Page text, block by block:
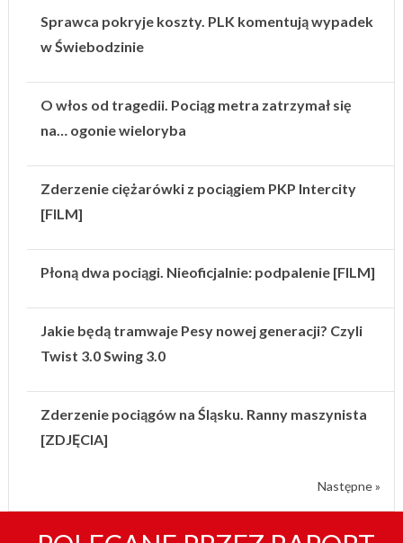
Sprawca pokryje koszty. PLK komentują wypadek
w Świebodzinie
O włos od tragedii. Pociąg metra zatrzymał się
na… ogonie wieloryba
Zderzenie ciężarówki z pociągiem PKP Intercity
[FILM]
Płoną dwa pociągi. Nieoficjalnie: podpalenie [FILM]
Jakie będą tramwaje Pesy nowej generacji? Czyli
Twist 3.0 Swing 3.0
Zderzenie pociągów na Śląsku. Ranny maszynista
[ZDJĘCIA]
Następne »